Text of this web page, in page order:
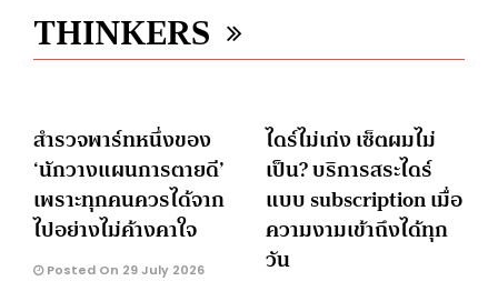
THINKERS
สำรวจพาร์ทหนึ่งของ
‘นักวางแผนการตายดี’
เพราะทุกคนควรได้จาก
ไปอย่างไม่ค้างคาใจ
Posted On 29 July 2026
ไดร์ไม่เก่ง เซ็ตผมไม่
เป็น? บริการสระไดร์
แบบ subscription เมื่อ
ความงามเข้าถึงได้ทุก
วัน